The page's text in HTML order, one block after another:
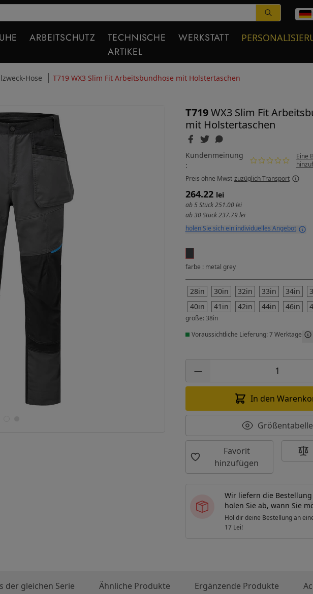
ARBEITSCHUTZ
TECHNISCHE
ARTIKEL
WERKSTATT
Hose T719 WX3 Slim Fit Arbeitsbundhose mit Holstertaschen
T719WX3 Slim Fit
mit Holstertaschen
Kundenmeinung
:
Eine
Preis ohne Mwst zuzüglich Transport
264.22 lei
ab 5 Stück251.00 lei
ab 30 Stück237.79 lei
holen Sie sich ein individuelles Angebot
farbe : metal grey
28in 30in 32in 33in 34in
40in
41in 42in 44in 46in
größe: 38in
Voraussichtliche Lieferung: 7 Werktage
In den
Größentabelle
Favorit
hinzufügen
Wir liefern die Bestellung
holen Sie ab, wann Sie
Hol dir deine Bestellung an
17 Lei!
der gleichen Serie Ähnliche Produkte Ergänzende Produkte